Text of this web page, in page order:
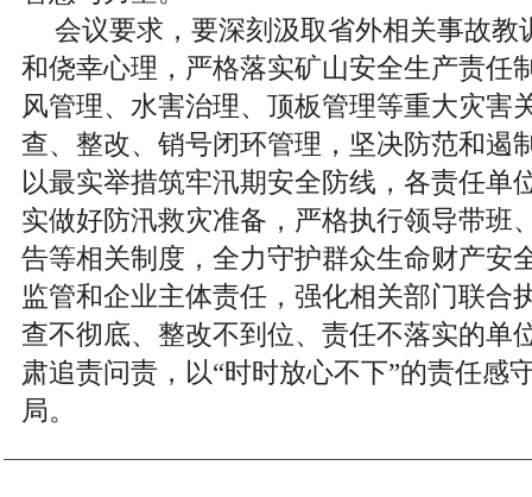
会议要求， 要深刻汲取省外相关事故教
和侥幸心理，严格落实矿山安全生产责任
风管理、水害治理、顶板管理等重大灾害
查、整改、销号闭环管理，坚决防范和遏
以最实举措筑牢汛期安全防线，各责任单
实做好防汛救灾准备，严格执行领导带班
告等相关制度，全力守护群众生命财产安
监管和企业主体责任，强化相关部门联合
查不彻底、整改不到位、责任不落实的单
肃追责问责，以“时时放心不下”的责任感
局。